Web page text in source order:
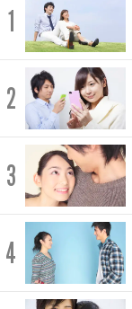
1
2
3
4